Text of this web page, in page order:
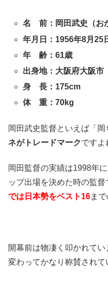
名 前：岡田武史（お
年月日：1956年8月25
年 齢：61歳
出身地：大阪府大阪市
身 長：175cm
体 重：70kg
岡田武史監督といえば「岡
ネがトレードマークですよ
岡田監督の実績は1998年
ップ出場を決めた時の監
では日本勢をベスト16ま
開幕前は物凄く叩かれて
変わってかなり称賛されて